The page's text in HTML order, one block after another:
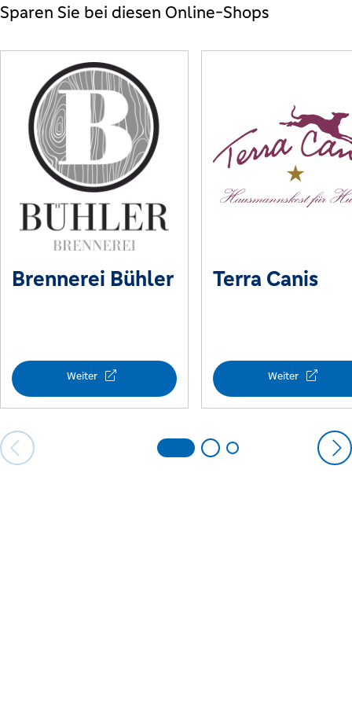
Sparen Sie bei diesen Online-Shops
Brennerei Bühler
Weiter
Terra Canis
Weiter